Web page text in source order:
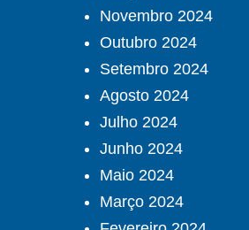
Novembro 2024
Outubro 2024
Setembro 2024
Agosto 2024
Julho 2024
Junho 2024
Maio 2024
Março 2024